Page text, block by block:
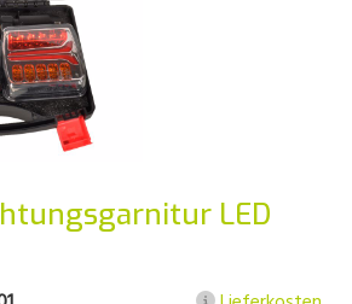
LED